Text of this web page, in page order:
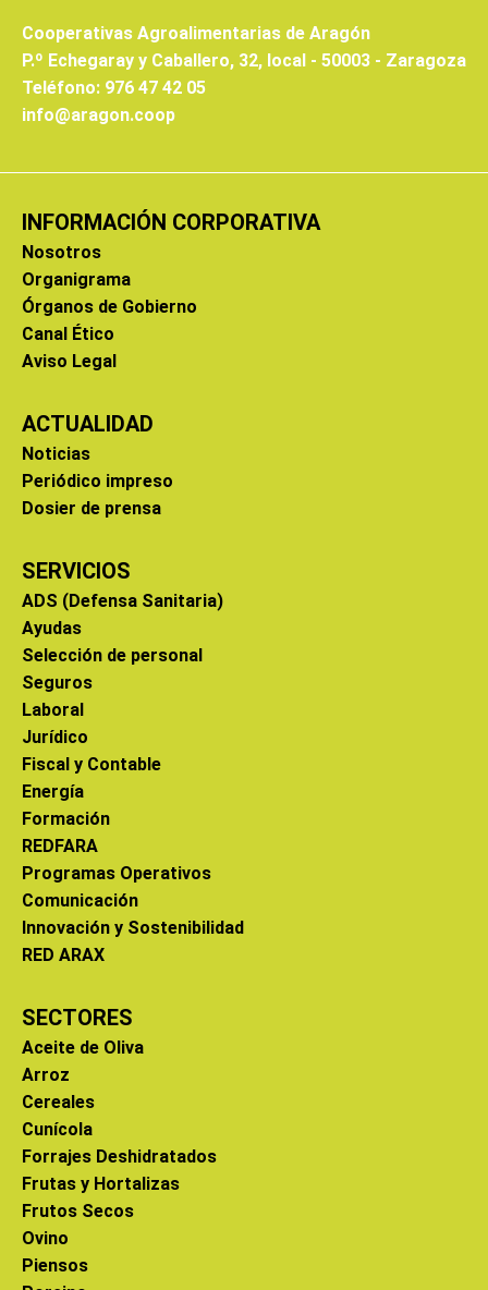
Cooperativas Agroalimentarias de Aragón
P.º Echegaray y Caballero, 32, local - 50003 - Zaragoza
Teléfono: 976 47 42 05
info@aragon.coop
INFORMACIÓN CORPORATIVA
Nosotros
Organigrama
Órganos de Gobierno
Canal Ético
Aviso Legal
ACTUALIDAD
Noticias
Periódico impreso
Dosier de prensa
SERVICIOS
ADS (Defensa Sanitaria)
Ayudas
Selección de personal
Seguros
Laboral
Jurídico
Fiscal y Contable
Energía
Formación
REDFARA
Programas Operativos
Comunicación
Innovación y Sostenibilidad
RED ARAX
SECTORES
Aceite de Oliva
Arroz
Cereales
Cunícola
Forrajes Deshidratados
Frutas y Hortalizas
Frutos Secos
Ovino
Piensos